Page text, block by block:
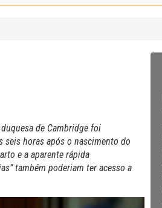
de Cambridge foi
seis horas após o nascimento do
e a aparente rápida
também poderiam ter acesso a